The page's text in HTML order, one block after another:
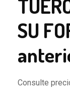
SU
Consulte